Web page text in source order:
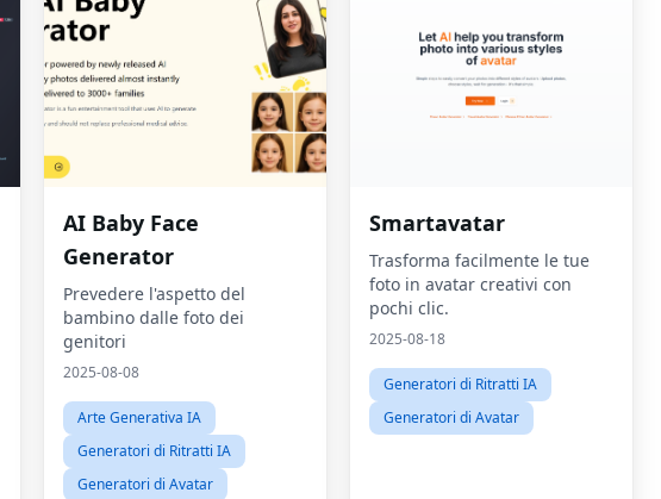
AI Baby Face
Generator
Prevedere l'aspetto del
bambino dalle foto dei
genitori
2025-08-08
Arte Generativa IA
Generatori di Ritratti IA
Generatori di Avatar
Smartavatar
Trasforma facilmente le tue
foto in avatar creativi con
pochi clic.
2025-08-18
Generatori di Ritratti IA
Generatori di Avatar